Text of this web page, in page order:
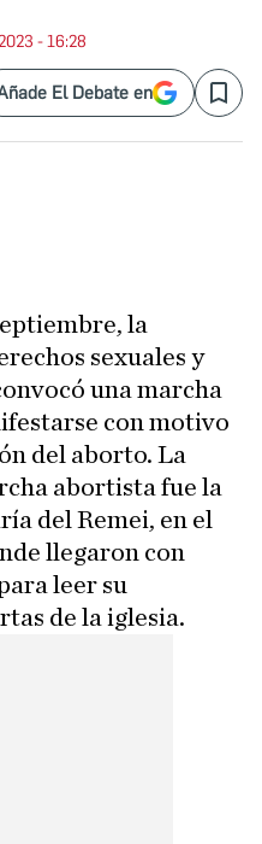
- 16:28
El Debate en Save
la
sexuales y
una marcha
con motivo
del aborto. La
abortista fue la
del Remei, en el
llegaron con
leer su
de la iglesia.